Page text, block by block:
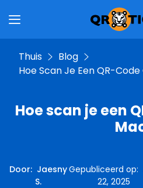
Thuis
Blog
Hoe Scan Je Een QR-
Hoe scan je een
Door: Jaesny
S.
Gepubliceerd op:
22, 2025